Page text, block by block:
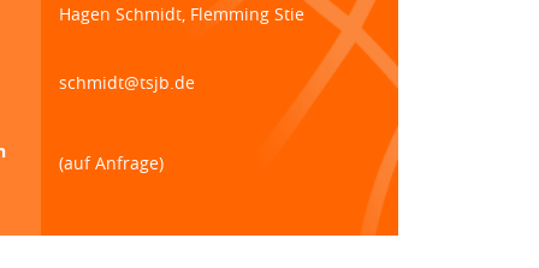
Hagen Schmidt, Flemming Stie
schmidt@tsjb.de
(auf Anfrage)